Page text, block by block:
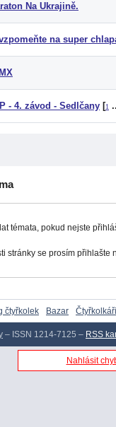
Na Ukrajině.
na super
- 4. závod - Sedlčany [1
témata, pokud nejste
stránky se prosím přihlašte
čtyřkolek Bazar Čtyřkolkáři
– ISSN 1214-7125 – RSS
Nahlásit